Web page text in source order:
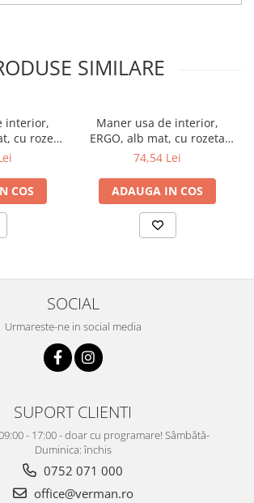
SIMILARE
interior,
cu rozeta
COS
Maner usa de interior,
ERGO, alb mat, cu rozeta
cheie
74,54 Lei
ADAUGA IN COS
SOCIAL
Urmareste-ne in social media
SUPORT CLIENTI
- 17:00 - doar cu programare! Sâmbătă-
Duminica: închis
0752 071 000
office@verman.ro